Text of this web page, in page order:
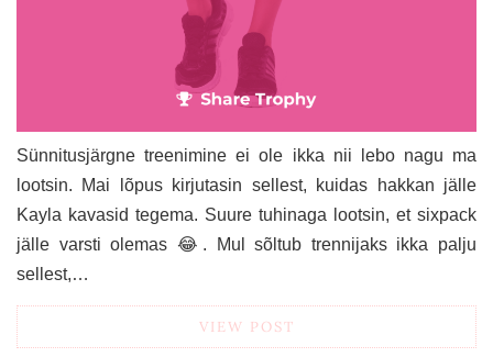
Sünnitusjärgne treenimine ei ole ikka nii lebo nagu ma
lootsin. Mai lõpus kirjutasin sellest, kuidas hakkan jälle
Kayla kavasid tegema. Suure tuhinaga lootsin, et sixpack
jälle varsti olemas 😂. Mul sõltub trennijaks ikka palju
sellest,…
VIEW POST